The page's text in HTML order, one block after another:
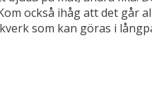
också ihåg att det går
som kan göras i